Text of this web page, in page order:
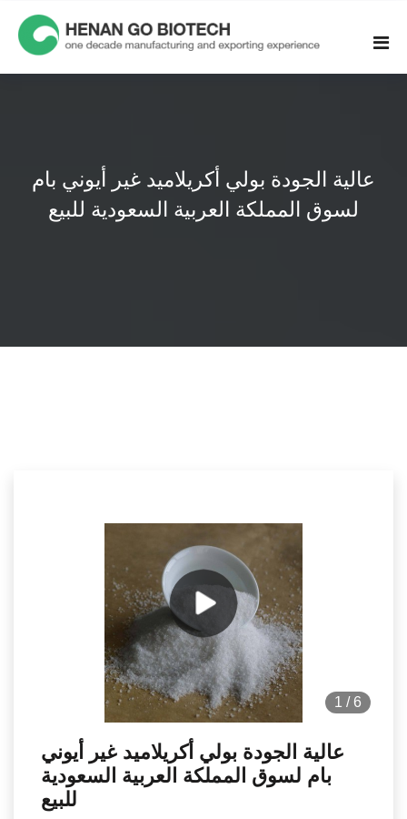
content
عالية الجودة بولي أكريلاميد غير أيوني بام
لسوق المملكة العربية السعودية للبيع
1 / 6
عالية الجودة بولي أكريلاميد غير أيوني
بام لسوق المملكة العربية السعودية
للبيع